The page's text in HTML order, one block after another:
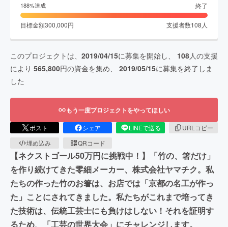
188%達成 終了
目標金額300,000円 支援者数108 人
このプロジェクトは、 2019/04/15に募集を開始し、 108人の支援
により 565,800円の資金を集め、 2019/05/15に募集を終了しま
した
もう一度プロジェクトをやってほしい
ポスト シェア LINEで送る
URLコピー
埋め込み
QRコード
【ネクストゴール50万円に挑戦中！】「竹の、箸だけ」
を作り続けてきた零細メーカー、株式会社ヤマチク。私
たちの作った竹のお箸は、お店では「京都の名工が作っ
た」ことにされてきました。私たちがこれまで培ってき
た技術は、伝統工芸士にも負けはしない！それを証明す
るため、「工芸の世界大会」にチャレンジします。